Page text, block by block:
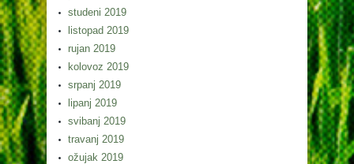
studeni 2019
listopad 2019
rujan 2019
kolovoz 2019
srpanj 2019
lipanj 2019
svibanj 2019
travanj 2019
ožujak 2019